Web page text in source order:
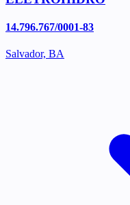
14.796.767/0001-83
Salvador, BA